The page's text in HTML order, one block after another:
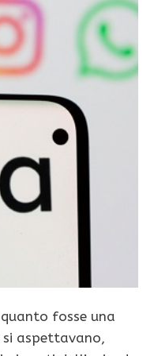
fosse una
aspettavano,